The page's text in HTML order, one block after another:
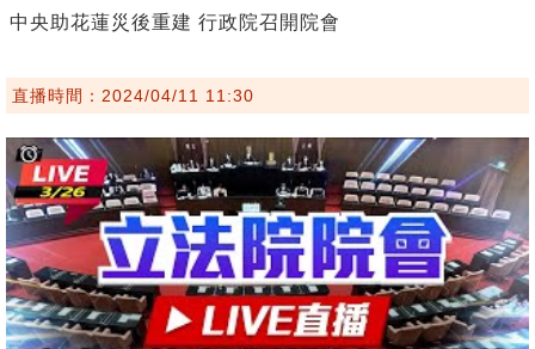
中央助花蓮災後重建 行政院召開院會
直播時間：2024/04/11 11:30